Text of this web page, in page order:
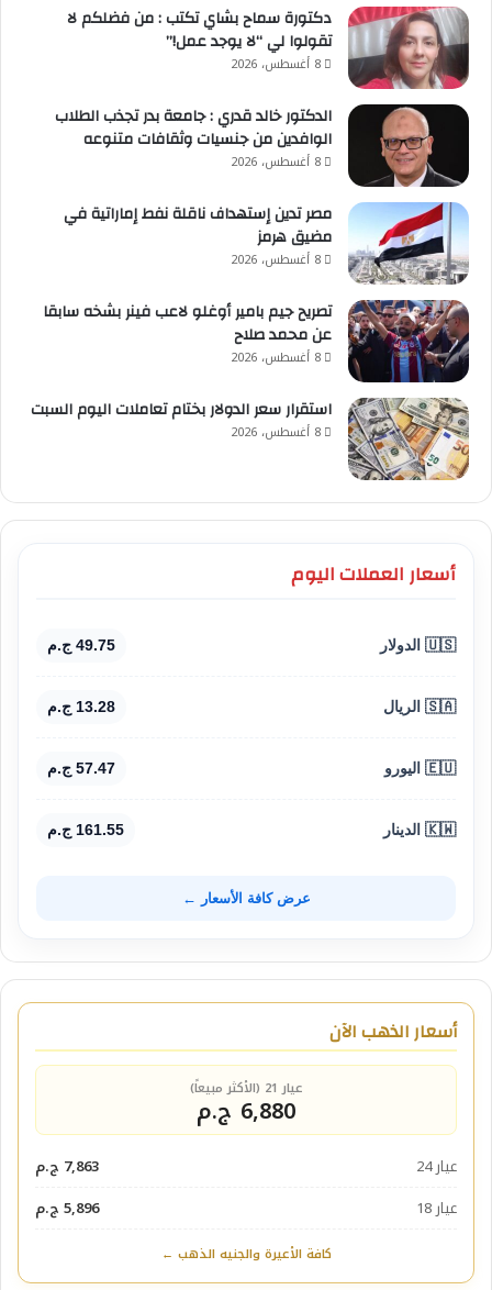
دكتورة سماح بشاي تكتب : من فضلكم لا
تقولوا لي “لا يوجد عمل!”
8 أغسطس، 2026
الدكتور خالد قدري : جامعة بدر تجذب الطلاب
الوافدين من جنسيات وثقافات متنوعه
8 أغسطس، 2026
مصر تدين إستهداف ناقلة نفط إماراتية في
مضيق هرمز
8 أغسطس، 2026
تصريح جيم بامير أوغلو لاعب فينر بشخه سابقا
عن محمد صلاح
8 أغسطس، 2026
استقرار سعر الدولار بختام تعاملات اليوم السبت
8 أغسطس، 2026
أسعار العملات اليوم
🇺🇸 الدولار 49.75 ج.م
🇸🇦 الريال 13.28 ج.م
🇪🇺 اليورو 57.47 ج.م
🇰🇼 الدينار 161.55 ج.م
عرض كافة الأسعار ←
أسعار الذهب الآن
عيار 21 (الأكثر مبيعاً)
6,880 ج.م
عيار 24
7,863 ج.م
عيار 18
5,896 ج.م
كافة الأعيرة والجنيه الذهب ←